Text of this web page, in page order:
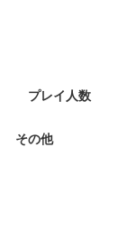
プレイ人数
その他